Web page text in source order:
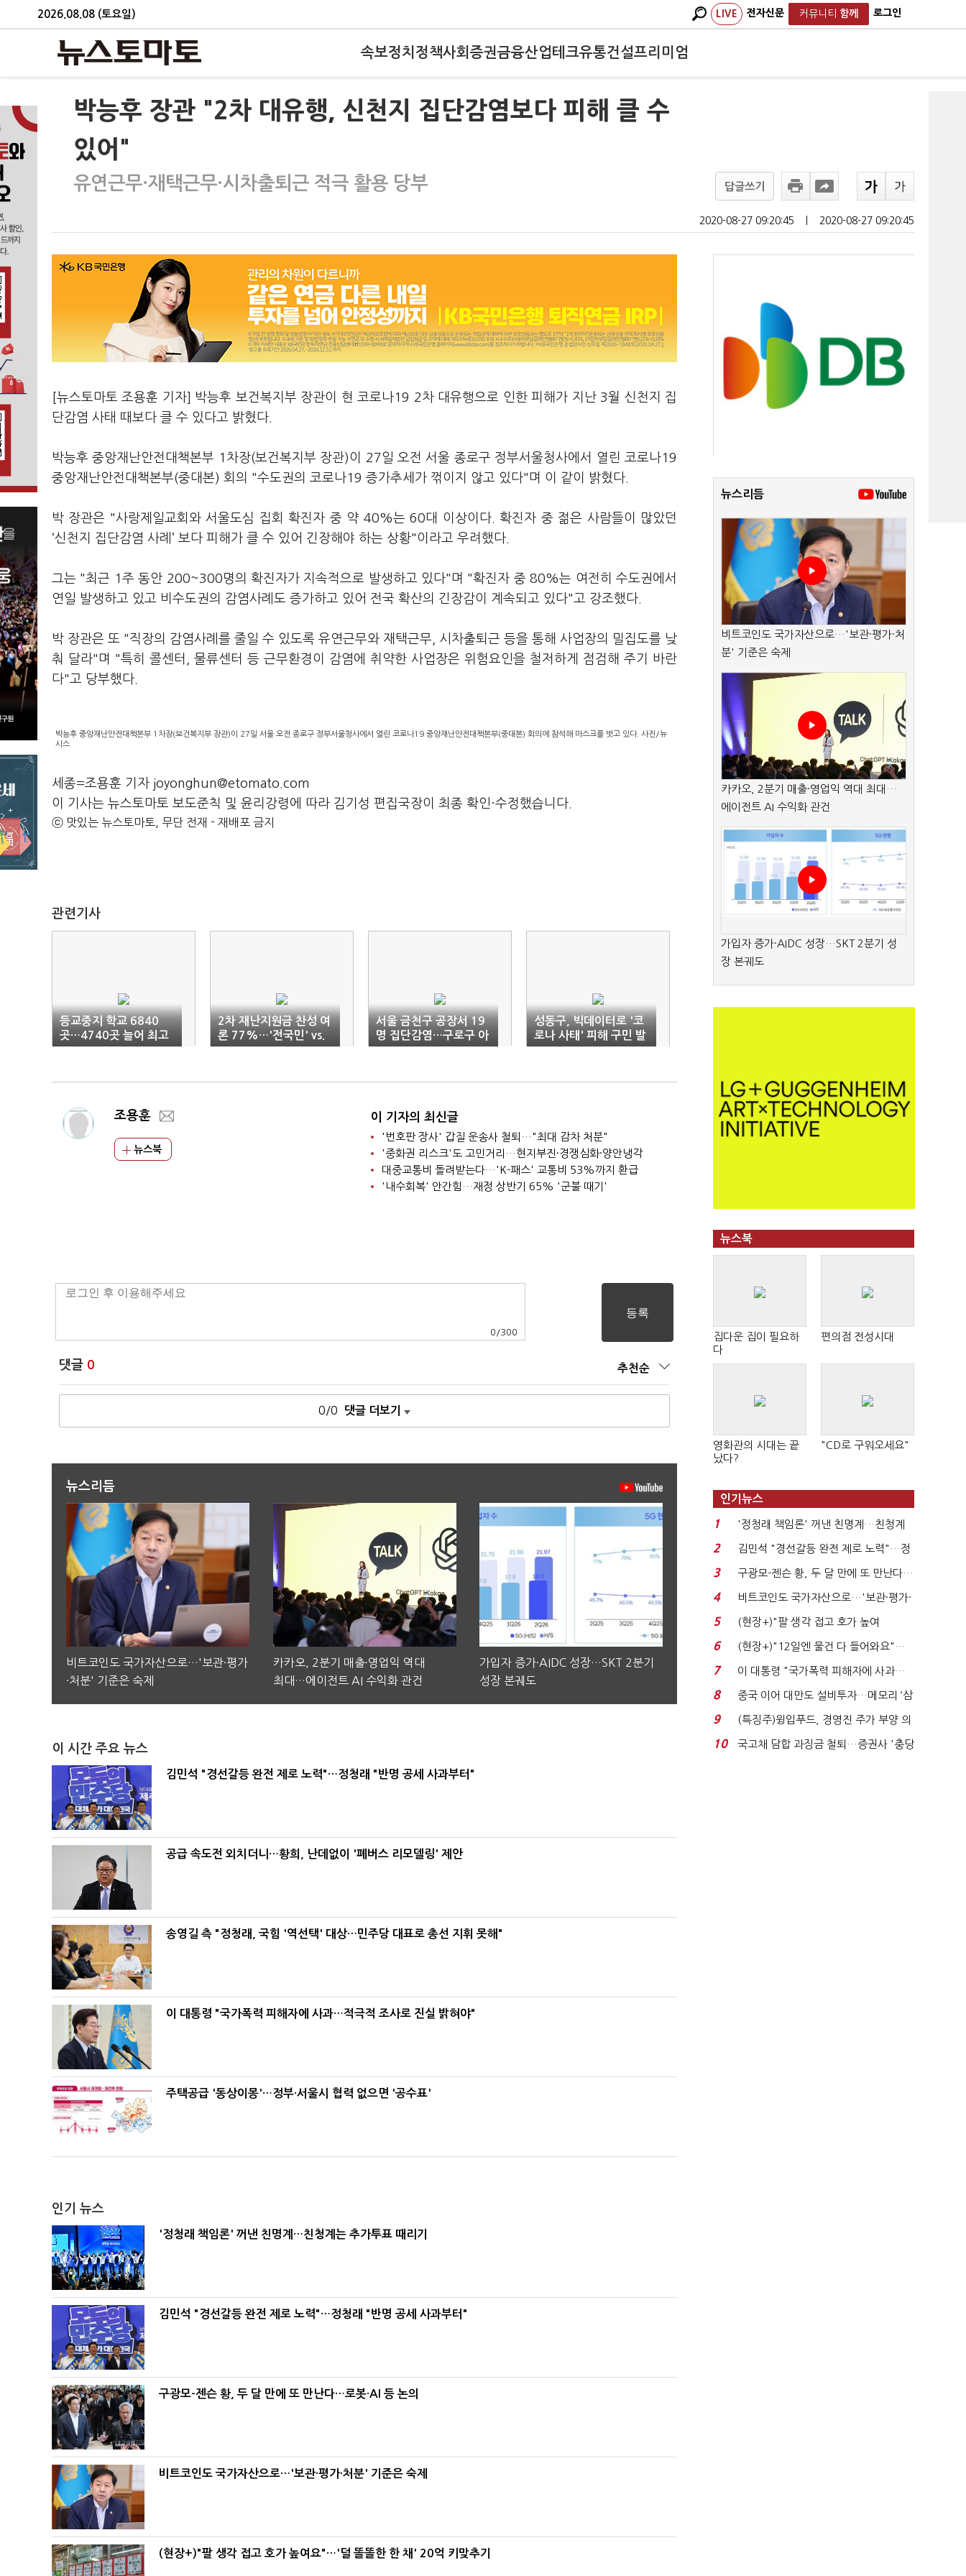
2026.08.08 (토요일) LIVE 전자신문 커뮤니티 함께 로그인
속보정치 정책사회 증권금융산업테크유통건설프리미엄
박능후 장관 "2차 대유행, 신천지 집단감염보다 피해 클 수
있어"
유연근무·재택근무·시차출퇴근 적극 활용 당부 답글쓰기
2020-08-27 09:20:45 2020-08-27 09:20:45
[뉴스토마토 조용훈 기자] 박능후 보건복지부 장관이 현 코로나19 2차 대유행으로 인한 피해가 지난 3월 신천지 집
단감염 사태 때보다 클 수 있다고 밝혔다.
박능후 중앙재난안전대책본부 1차장(보건복지부 장관)이 27일 오전 서울 종로구 정부서울청사에서 열린 코로나19
중앙재난안전대책본부(중대본) 회의 "수도권의 코로나19 증가추세가 꺾이지 않고 있다"며 이 같이 밝혔다.
박 장관은 "사랑제일교회와 서울도심 집회 확진자 중 약 40%는 60대 이상이다. 확진자 중 젊은 사람들이 많았던
‘신천지 집단감염 사례’ 보다 피해가 클 수 있어 긴장해야 하는 상황"이라고 우려했다.
그는 "최근 1주 동안 200~300명의 확진자가 지속적으로 발생하고 있다"며 "확진자 중 80%는 여전히 수도권에서
연일 발생하고 있고 비수도권의 감염사례도 증가하고 있어 전국 확산의 긴장감이 계속되고 있다"고 강조했다.
박 장관은 또 "직장의 감염사례를 줄일 수 있도록 유연근무와 재택근무, 시차출퇴근 등을 통해 사업장의 밀집도를 낮
춰 달라"며 "특히 콜센터, 물류센터 등 근무환경이 감염에 취약한 사업장은 위험요인을 철저하게 점검해 주기 바란
다"고 당부했다.
박능후 중앙재난안전대책본부 1차장(보건복지부 장관)이 27일 서울 오전 종로구 정부서울청사에서 열린 코로나19 중앙재난안전대책본부(중대본) 회의에 참석해 마스크를 벗고 있다. 사진/뉴
시스
세종=조용훈 기자 joyonghun@etomato.com
이 기사는 뉴스토마토 보도준칙 및 윤리강령에 따라 김기성 편집국장이 최종 확인·수정했습니다.
ⓒ 맛있는 뉴스토마토, 무단 전재 - 재배포 금지
관련기사
등교중지 학교 6840
곳…4740곳 늘어 최고
치
2차 재난지원금 찬성 여
론 77%…'전국민' vs.
'선별 지급' 팽팽
서울 금천구 공장서 19
명 집단감염…구로구 아
파트 연관
성동구, 빅데이터로 '코
로나 사태' 피해 구민 발
굴
조용훈
뉴스북
이 기자의 최신글
'번호판 장사' 갑질 운송사 철퇴…"최대 감차 처분"
'중화권 리스크'도 고민거리…현지부진·경쟁심화·양안냉각
대중교통비 돌려받는다…'K-패스' 교통비 53%까지 환급
'내수회복' 안간힘…재정 상반기 65% '군불 때기'
0 /300
댓글 0 추천순
0/0 댓글 더보기
뉴스리듬
비트코인도 국가자산으로…'보관·평가
·처분' 기준은 숙제
카카오, 2분기 매출·영업익 역대
최대…에이전트 AI 수익화 관건
가입자 증가·AIDC 성장…SKT 2분기
성장 본궤도
이 시간 주요 뉴스
김민석 "경선갈등 완전 제로 노력"…정청래 "반명 공세 사과부터"
공급 속도전 외치더니…황희, 난데없이 '폐버스 리모델링' 제안
송영길 측 "정청래, 국힘 '역선택' 대상…민주당 대표로 총선 지휘 못해"
이 대통령 "국가폭력 피해자에 사과…적극적 조사로 진실 밝혀야"
주택공급 '동상이몽'…정부·서울시 협력 없으면 '공수표'
인기 뉴스
'정청래 책임론' 꺼낸 친명계…친청계는 추가투표 때리기
김민석 "경선갈등 완전 제로 노력"…정청래 "반명 공세 사과부터"
구광모-젠슨 황, 두 달 만에 또 만난다…로봇·AI 등 논의
비트코인도 국가자산으로…'보관·평가·처분' 기준은 숙제
(현장+)"팔 생각 접고 호가 높여요"…'덜 똘똘한 한 채' 20억 키맞추기
뉴스리듬
비트코인도 국가자산으로…'보관·평가·처
분' 기준은 숙제
카카오, 2분기 매출·영업익 역대 최대…
에이전트 AI 수익화 관건
가입자 증가·AIDC 성장…SKT 2분기 성
장 본궤도
뉴스북
집다운 집이 필요하
다
편의점 전성시대
영화관의 시대는 끝
났다?
"CD로 구워오세요"
인기뉴스
1
'정청래 책임론' 꺼낸 친명계…친청계
는 추가투표 때리기...
2
김민석 "경선갈등 완전 제로 노력"…정
청래 "반명 공세 사...
3
구광모-젠슨 황, 두 달 만에 또 만난다…
로봇·AI 등 논...
4
비트코인도 국가자산으로…'보관·평가·
처분' 기준은 ...
5
(현장+)"팔 생각 접고 호가 높여
요"…'덜 똘똘한 한 채' 20...
6
(현장+)"12일엔 물건 다 들어와요"…
빈 매대 채우며 문 연 ...
7
이 대통령 "국가폭력 피해자에 사과…
적극적 조사로 진...
8
중국 이어 대만도 설비투자…메모리 ‘삼
국전쟁’
9
(특징주)윙입푸드, 경영진 주가 부양 의
지에 상한가...
10
국고채 담합 과징금 철퇴…증권사 '충당